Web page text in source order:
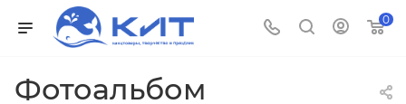
0
Фотоальбом